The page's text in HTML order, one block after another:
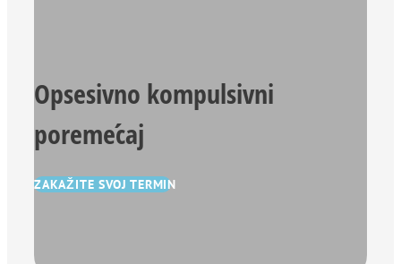
Opsesivno kompulsivni
poremećaj
ZAKAŽITE SVOJ TERMIN